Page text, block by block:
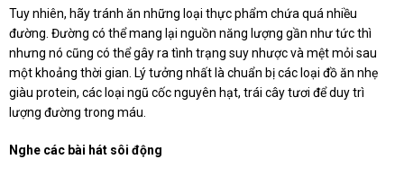
Tuy nhiên, hãy tránh ăn những loại thực phẩm chứa quá nhiều
đường. Đường có thể mang lại nguồn năng lượng gần như tức thì
nhưng nó cũng có thể gây ra tình trạng suy nhược và mệt mỏi sau
một khoảng thời gian. Lý tưởng nhất là chuẩn bị các loại đồ ăn nhẹ
giàu protein, các loại ngũ cốc nguyên hạt, trái cây tươi để duy trì
lượng đường trong máu.
Nghe các bài hát sôi động